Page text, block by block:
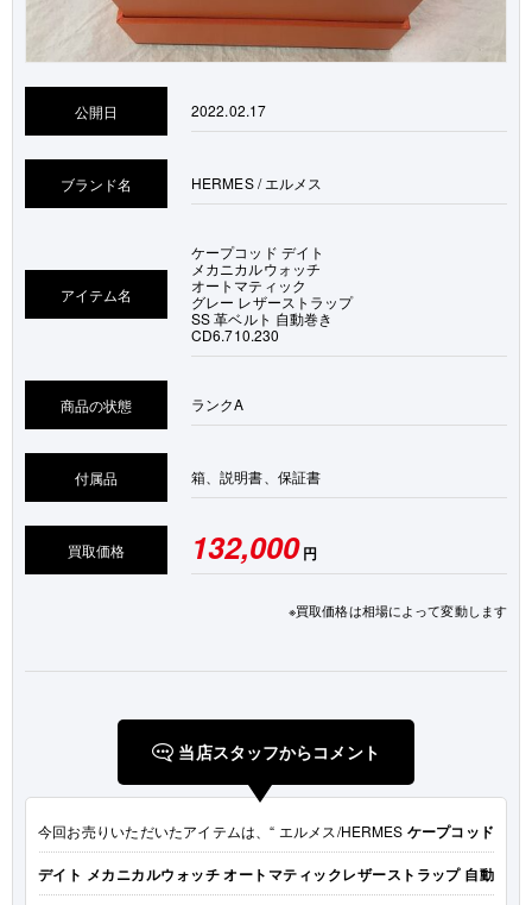
公開日 2022.02.17
ブランド名 HERMES / エルメス
アイテム名
ケープコッド デイト
メカニカルウォッチ
オートマティック
グレー レザーストラップ
SS 革ベルト 自動巻き
CD6.710.230
商品の状態 ランクA
付属品 箱、説明書、保証書
買取価格 132,000円
※買取価格は相場によって変動します
当店スタッフからコメント
今回お売りいただいたアイテムは、“ エルメス/HERMES ケープコッド
デイト メカニカルウォッチ オートマティックレザーストラップ 自動